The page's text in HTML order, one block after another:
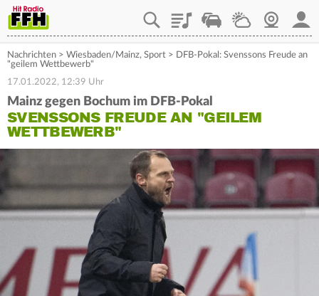
PlaylistStaupilotWetterWebcam
Nachrichten > Wiesbaden/Mainz, Sport > DFB-Pokal: Svenssons Freude an
"geilem Wettbewerb"
17.01.2022, 12:39 Uhr
Mainz gegen Bochum im DFB-Pokal
SVENSSONS FREUDE AN "GEILEM
WETTBEWERB"